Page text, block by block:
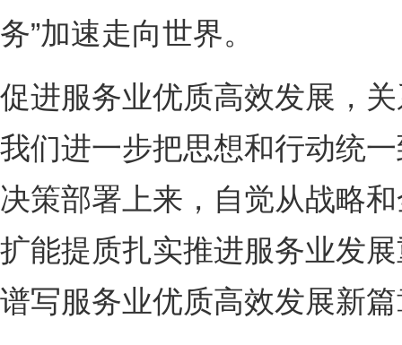
务”加速走向世界。
促进服务业优质高效发展，
我们进一步把思想和行动统
决策部署上来，自觉从战略
扩能提质扎实推进服务业发
谱写服务业优质高效发展新